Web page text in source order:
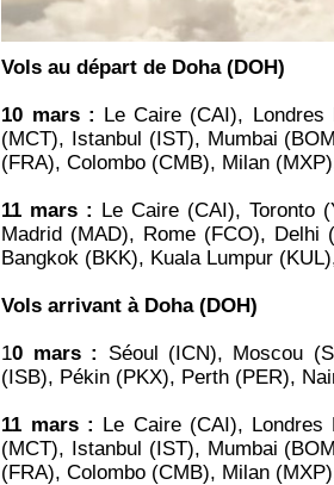
Vols au départ de Doha (DOH)
10 mars : Le Caire (CAI),
(MCT), Istanbul (IST), Mumbai
(FRA), Colombo (CMB), Milan
11 mars : Le Caire (CAI), Toronto
Madrid (MAD), Rome (FCO), Delhi
Bangkok (BKK), Kuala Lumpur
Vols arrivant à Doha (DOH)
10 mars :
Séoul (ICN), Moscou
(ISB), Pékin (PKX), Perth (PER),
11 mars : Le Caire (CAI), Londres
(MCT), Istanbul (IST), Mumbai
(FRA), Colombo (CMB), Milan